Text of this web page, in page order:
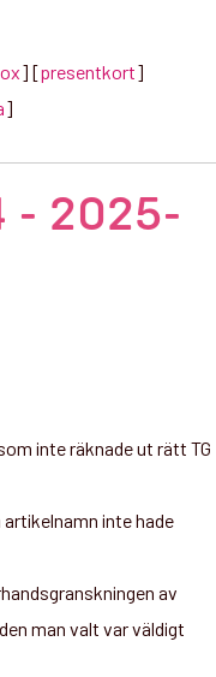
] [presentkort]
]
- 2025-
inte räknade ut rätt TG
inte hade
av
man valt var väldigt